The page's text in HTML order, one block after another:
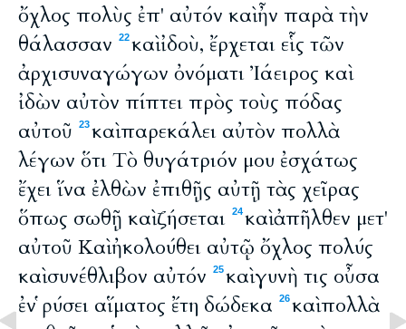
ὄχλος πολὺς ἐπ' αὐτόν καὶ ἦν παρὰ τὴν
θάλασσαν
22καὶ ἰδοὺ, ἔρχεται εἷς τῶν
ἀρχισυναγώγων ὀνόματι Ἰάειρος καὶ
ἰδὼν αὐτὸν πίπτει πρὸς τοὺς πόδας
αὐτοῦ
23καὶ παρεκάλει αὐτὸν πολλὰ
λέγων ὅτι Τὸ θυγάτριόν μου ἐσχάτως
ἔχει ἵνα ἐλθὼν ἐπιθῇς αὐτῇ τὰς χεῖρας
ὅπως σωθῇ καὶ ζήσεται 24καὶ ἀπῆλθεν μετ'
αὐτοῦ Καὶ ἠκολούθει αὐτῷ ὄχλος πολύς
καὶ συνέθλιβον αὐτόν
25καὶ γυνὴ τις οὖσα
ἐν ῥύσει αἵματος ἔτη δώδεκα
26καὶ πολλὰ